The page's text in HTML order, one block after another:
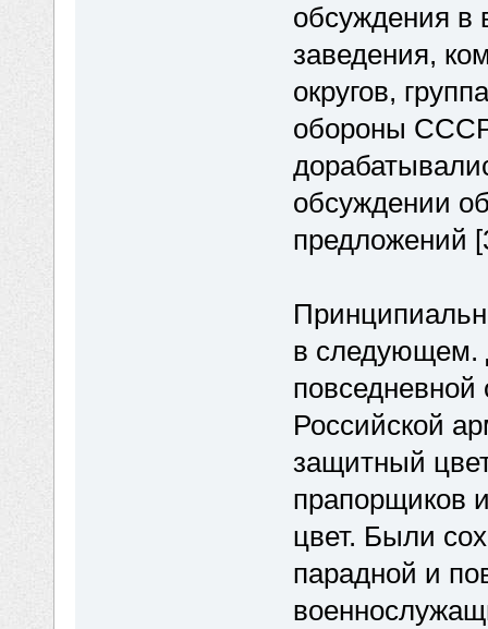
обсуждения в
заведения,
округов,
обороны
обсуждении
предложений
в следующем.
Российской
защитный
прапорщиков
цвет. Были
парадной и